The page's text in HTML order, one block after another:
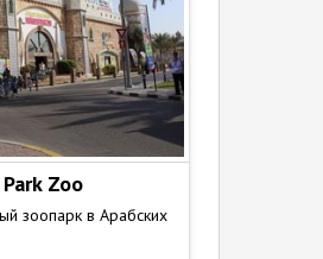
Zoo
зоопарк в Арабских